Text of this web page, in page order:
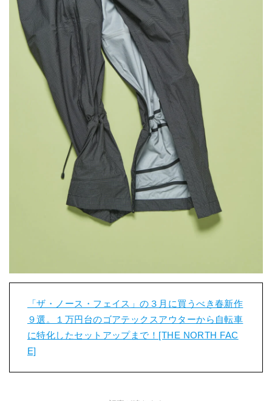
「ザ・ノース・フェイス」の３月に買うべき春新作
９選。１万円台のゴアテックスアウターから自転車
に特化したセットアップまで！[THE NORTH FAC
E]